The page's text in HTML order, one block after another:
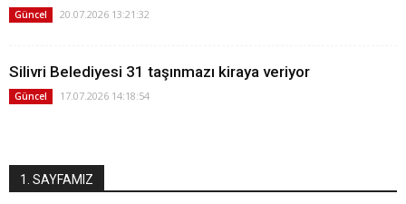
Güncel 20.07.2026 13:21:32
Silivri Belediyesi 31 taşınmazı kiraya veriyor
Güncel 17.07.2026 14:18:54
1. SAYFAMIZ